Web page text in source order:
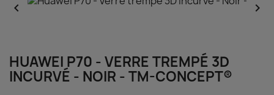
 
HUAWEI P70 - VERRE TREMPÉ 3D
INCURVÉ - NOIR - TM-CONCEPT®